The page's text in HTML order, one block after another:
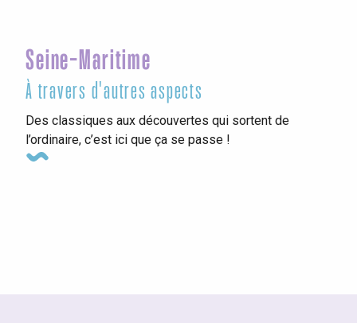
Seine-Maritime
À travers d'autres aspects
Des classiques aux découvertes qui sortent de
l’ordinaire, c’est ici que ça se passe !